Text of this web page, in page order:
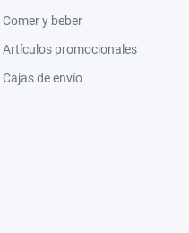
Comer y beber
Artículos promocionales
Cajas de envío